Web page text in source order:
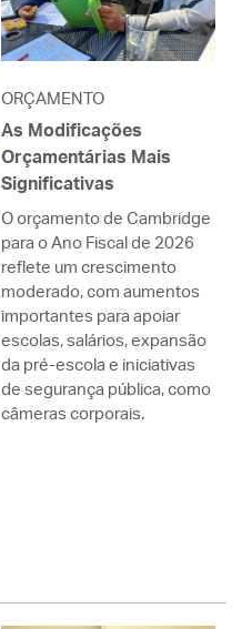
ORÇAMENTO
As Modificações
Orçamentárias Mais
Significativas
O orçamento de Cambridge
para o Ano Fiscal de 2026
reflete um crescimento
moderado, com aumentos
importantes para apoiar
escolas, salários, expansão
da pré-escola e iniciativas
de segurança pública, como
câmeras corporais.